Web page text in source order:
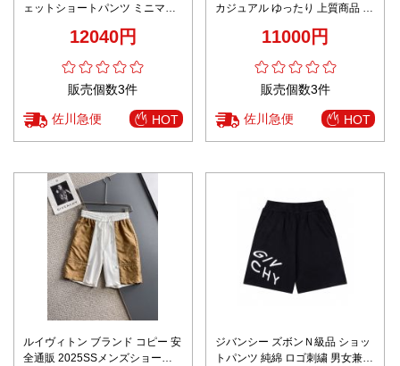
ェットショートパンツ ミニマル
12040円
販売個数3件
佐川急便 HOT
カジュアル ゆったり 上質商品 ブ
11000円
販売個数3件
佐川急便 HOT
ルイヴィトン ブランド コピー 安
全通販 2025SSメンズショート
ジバンシー ズボンＮ級品 ショッ
トパンツ 純綿 ロゴ刺繍 男女兼用